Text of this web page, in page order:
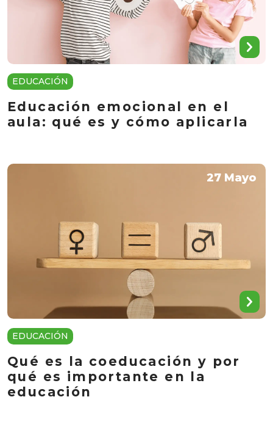
EDUCACIÓN
Educación emocional en el
aula: qué es y cómo aplicarla
27 Mayo
EDUCACIÓN
Qué es la coeducación y por
qué es importante en la
educación